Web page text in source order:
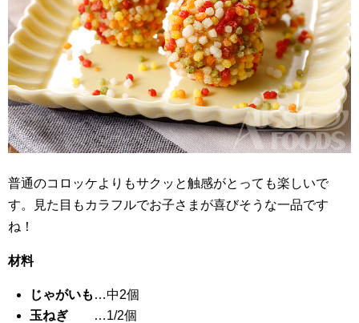
普通のコロッケよりもサクッと触感がとっても楽しいで
す。見た目もカラフルでお子さまが喜びそうな一品です
ね！
材料
じゃがいも …中2個
玉ねぎ …1/2個